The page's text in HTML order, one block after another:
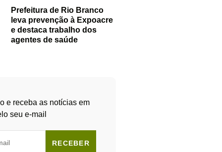
Prefeitura de Rio Branco
leva prevenção à Expoacre
e destaca trabalho dos
agentes de saúde
e receba as notícias em
seu e-mail
RECEBER